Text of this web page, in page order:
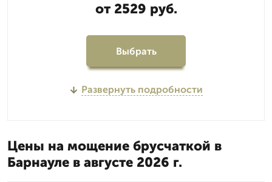
от 2529 руб.
Выбрать
Развернуть подробности
Цены на мощение брусчаткой в
Барнауле в августе 2026 г.